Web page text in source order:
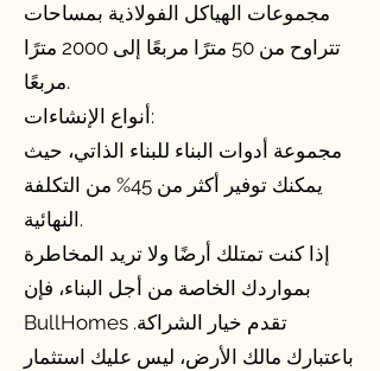
مجموعات الهياكل الفولاذية بمساحات
تتراوح من 50 مترًا مربعًا إلى 2000 مترًا
مربعًا.
أنواع الإنشاءات:
مجموعة أدوات البناء للبناء الذاتي، حيث
يمكنك توفير أكثر من 45% من التكلفة
النهائية.
إذا كنت تمتلك أرضًا ولا تريد المخاطرة
بمواردك الخاصة من أجل البناء، فإن
BullHomes تقدم خيار الشراكة.
باعتبارك مالك الأرض، ليس عليك استثمار